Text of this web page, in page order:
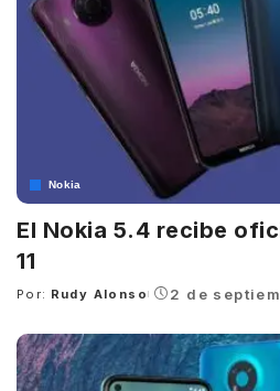
Nokia
El Nokia 5.4 recibe
11
Posted
Por: Rudy Alonso 2 de